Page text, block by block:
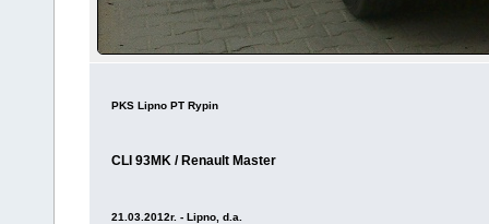
PKS Lipno PT Rypin
CLI 93MK / Renault Master
21.03.2012r. - Lipno, d.a.